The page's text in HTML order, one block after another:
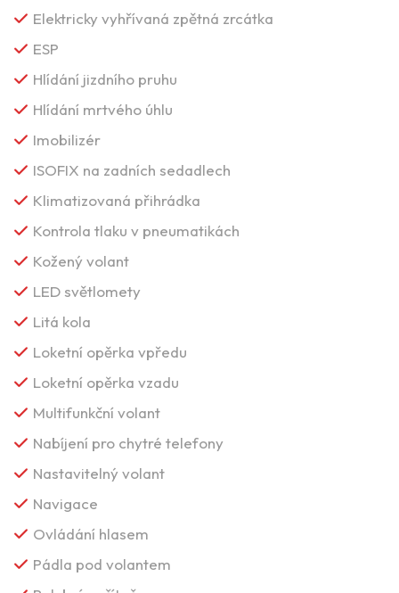
Elektricky vyhřívaná zpětná zrcátka
ESP
Hlídání jizdního pruhu
Hlídání mrtvého úhlu
Imobilizér
ISOFIX na zadních sedadlech
Klimatizovaná přihrádka
Kontrola tlaku v pneumatikách
Kožený volant
LED světlomety
Litá kola
Loketní opěrka vpředu
Loketní opěrka vzadu
Multifunkční volant
Nabíjení pro chytré telefony
Nastavitelný volant
Navigace
Ovládání hlasem
Pádla pod volantem